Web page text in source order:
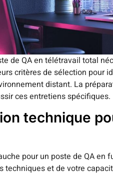
de QA en télétravail total
critères de sélection pour
distant. La
ces entretiens spécifiques.
technique
pour un poste de QA en
techniques et de votre